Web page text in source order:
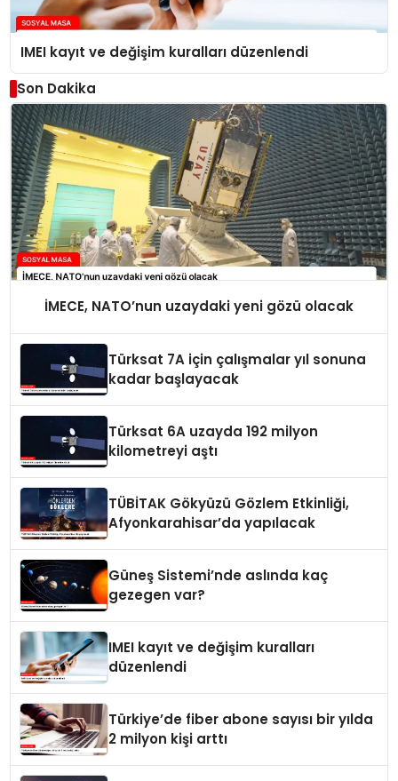
IMEI kayıt ve değişim kuralları düzenlendi
Son Dakika
İMECE, NATO’nun uzaydaki yeni gözü olacak
Türksat 7A için çalışmalar yıl sonuna
kadar başlayacak
Türksat 6A uzayda 192 milyon
kilometreyi aştı
TÜBİTAK Gökyüzü Gözlem Etkinliği,
Afyonkarahisar’da yapılacak
Güneş Sistemi’nde aslında kaç
gezegen var?
IMEI kayıt ve değişim kuralları
düzenlendi
Türkiye’de fiber abone sayısı bir yılda
2 milyon kişi arttı